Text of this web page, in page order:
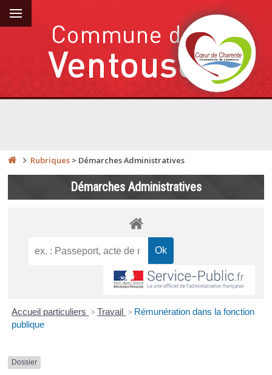
Rubriques > Démarches Administratives
Démarches Administratives
Accueil particuliers > Travail > Rémunération dans la fonction
publique
Dossier